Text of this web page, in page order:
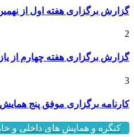
گزارش برگزاری هفته اول از
2
گزارش برگزاری هفته چهارم از
3
کارنامه برگزاری موفق پنج
کنگره و همایش های داخلی و